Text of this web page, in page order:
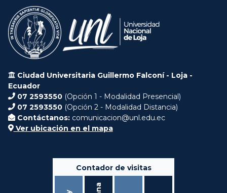
Ciudad Universitaria Guillermo Falconí - Loja -
Ecuador
07 2593550 (Opción 1 - Modalidad Presencial)
07 2593550 (Opción 2 - Modalidad Distancia)
Contáctanos: comunicacion@unl.edu.ec
Ver ubicación en el mapa
Contador de visitas